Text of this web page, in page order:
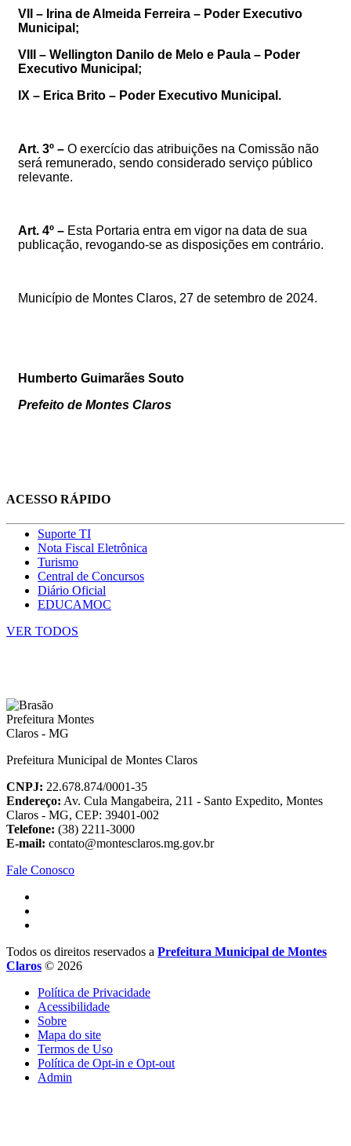
VII – Irina de Almeida Ferreira – Poder Executivo
Municipal;
VIII – Wellington Danilo de Melo e Paula – Poder
Executivo Municipal;
IX – Erica Brito – Poder Executivo Municipal.
Art. 3º – O exercício das atribuições na Comissão não
será remunerado, sendo considerado serviço público
relevante.
Art. 4º – Esta Portaria entra em vigor na data de sua
publicação, revogando-se as disposições em contrário.
Município de Montes Claros, 27 de setembro de 2024.
Humberto Guimarães Souto
Prefeito de Montes Claros
ACESSO RÁPIDO
Suporte TI
Nota Fiscal Eletrônica
Turismo
Central de Concursos
Diário Oficial
EDUCAMOC
VER TODOS
Prefeitura Municipal de Montes Claros
CNPJ: 22.678.874/0001-35
Endereço: Av. Cula Mangabeira, 211 - Santo Expedito, Montes
Claros - MG, CEP: 39401-002
Telefone: (38) 2211-3000
E-mail: contato@montesclaros.mg.gov.br
Fale Conosco
Todos os direitos reservados a Prefeitura Municipal de Montes
Claros © 2026
Política de Privacidade
Acessibilidade
Sobre
Mapa do site
Termos de Uso
Política de Opt-in e Opt-out
Admin